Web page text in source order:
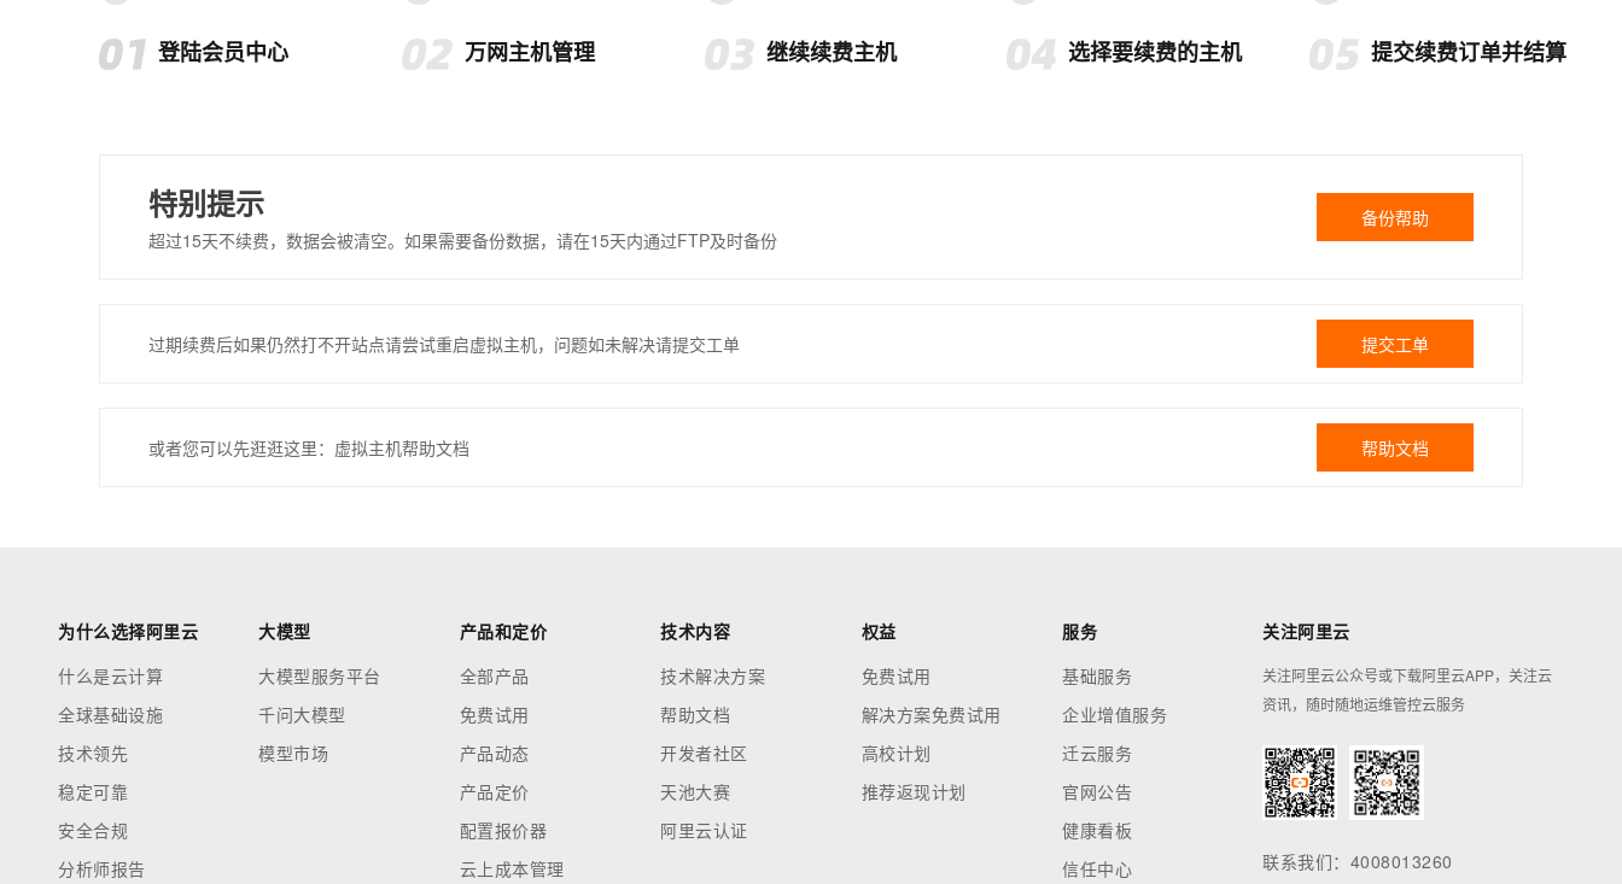
登陆会员中心 万网主机管理 继续续费主机 选择要续费的主机 提交续费订单并结算
特别提示
超过15天不续费，数据会被清空。如果需要备份数据，请在15天内通过FTP及时备份
备份帮助
过期续费后如果仍然打不开站点请尝试重启虚拟主机，问题如未解决请提交工单 提交工单
或者您可以先逛逛这里：虚拟主机帮助文档 帮助文档